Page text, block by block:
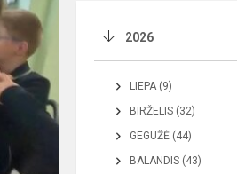
2026
LIEPA (9)
BIRŽELIS (32)
GEGUŽĖ (44)
BALANDIS (43)